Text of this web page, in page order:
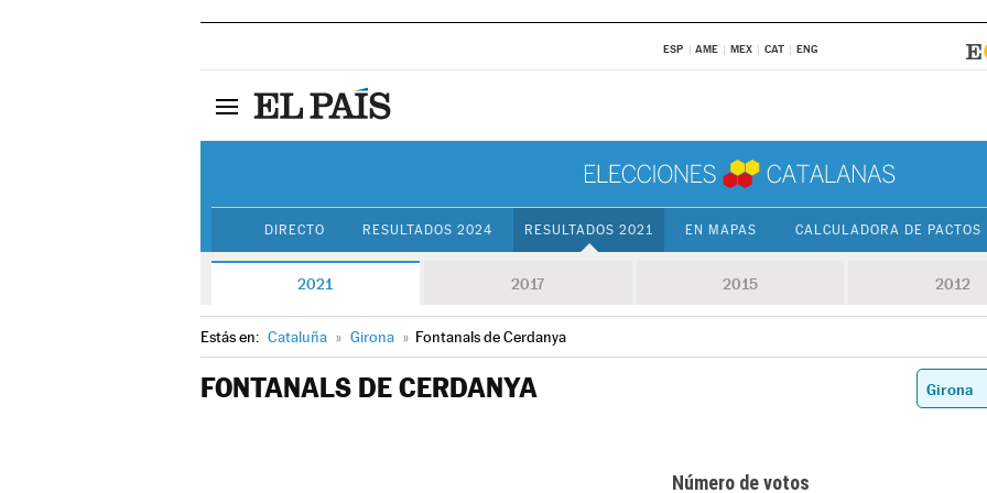
ESP AME MEX CAT ENG
DIRECTO RESULTADOS 2024 RESULTADOS 2021 EN MAPAS CALCULADORA DE PACTOS
2021 2017 2015 2012
Estás en: Cataluña » Girona » Fontanals de Cerdanya
FONTANALS DE CERDANYA
Número de votos